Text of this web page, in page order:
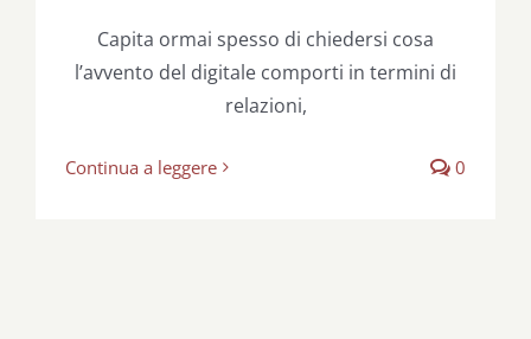
Capita ormai spesso di chiedersi cosa
l’avvento del digitale comporti in termini di
relazioni,
Continua a leggere 0